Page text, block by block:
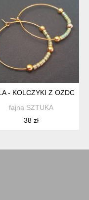
- KOLCZYKI Z
fajna SZTUKA
38 zł